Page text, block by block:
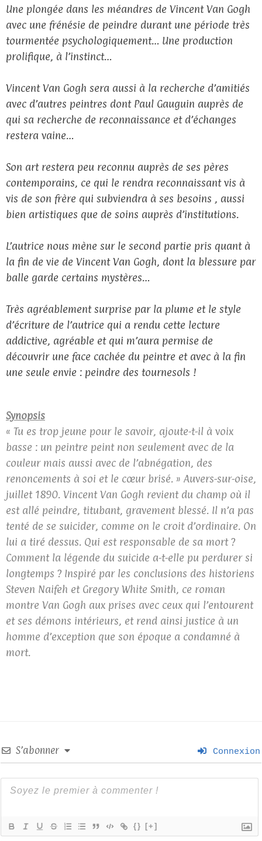
Une plongée dans les méandres de Vincent Van Gogh
avec une frénésie de peindre durant une période très
tourmentée psychologiquement… Une production
prolifique, à l’instinct…
Vincent Van Gogh sera aussi à la recherche d’amitiés
avec d’autres peintres dont Paul Gauguin auprès de
qui sa recherche de reconnaissance et d’échanges
restera vaine…
Son art restera peu reconnu auprès de ses pères
contemporains, ce qui le rendra reconnaissant vis à
vis de son frère qui subviendra à ses besoins , aussi
bien artistiques que de soins auprès d’institutions.
L’autrice nous mène sur le second partie pris quant à
la fin de vie de Vincent Van Gogh, dont la blessure par
balle garde certains mystères…
Très agréablement surprise par la plume et le style
d’écriture de l’autrice qui a rendu cette lecture
addictive, agréable et qui m’aura permise de
découvrir une face cachée du peintre et avec à la fin
une seule envie : peindre des tournesols !
Synopsis
« Tu es trop jeune pour le savoir, ajoute-t-il à voix
basse : un peintre peint non seulement avec de la
couleur mais aussi avec de l’abnégation, des
renoncements à soi et le cœur brisé. » Auvers-sur-oise,
juillet 1890. Vincent Van Gogh revient du champ où il
est allé peindre, titubant, gravement blessé. Il n’a pas
tenté de se suicider, comme on le croit d’ordinaire. On
lui a tiré dessus. Qui est responsable de sa mort ?
Comment la légende du suicide a-t-elle pu perdurer si
longtemps ? Inspiré par les conclusions des historiens
Steven Naifeh et Gregory White Smith, ce roman
montre Van Gogh aux prises avec ceux qui l’entourent
et ses démons intérieurs, et rend ainsi justice à un
homme d’exception que son époque a condamné à
mort.
S’abonner Connexion
{} [+]